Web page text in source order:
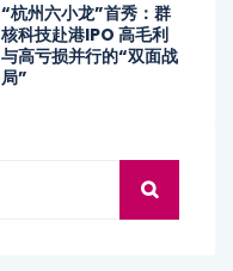
“杭州六小龙”首秀：群
核科技赴港IPO 高毛利
与高亏损并行的“双面战
局”